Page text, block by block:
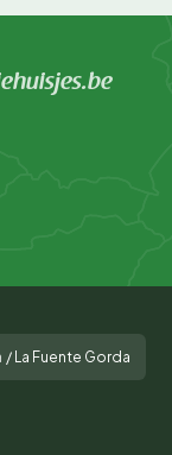
/ La Fuente Gorda